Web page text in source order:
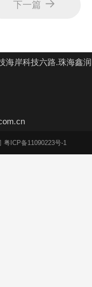
下一篇
海岸科技六路.珠海鑫润
粤ICP备11090223号-1